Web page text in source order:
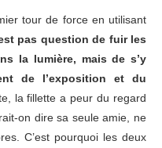
tour de force en utilisant
pas question de fuir les
la lumière, mais de s’y
de l’exposition et du
la fillette a peur du regard
on dire sa seule amie, ne
C’est pourquoi les deux